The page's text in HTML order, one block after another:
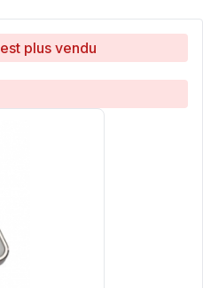
plus vendu